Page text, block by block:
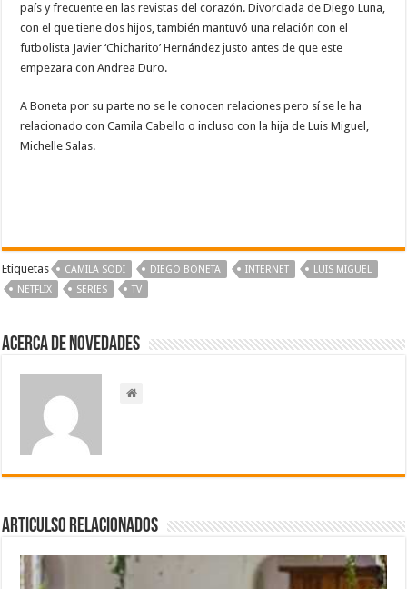
país y frecuente en las revistas del corazón. Divorciada de Diego Luna,
con el que tiene dos hijos, también mantuvó una relación con el
futbolista Javier ‘Chicharito’ Hernández justo antes de que este
empezara con Andrea Duro.
A Boneta por su parte no se le conocen relaciones pero sí se le ha
relacionado con Camila Cabello o incluso con la hija de Luis Miguel,
Michelle Salas.
Etiquetas CAMILA SODI DIEGO BONETA INTERNET
LUIS MIGUEL
‪NETFLIX‬
SERIES TV
Acerca de NOVEDADES
Articulso Relacionados